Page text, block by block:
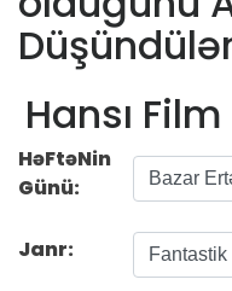
Hansı
HəFtəNin
Günü:
Janr: